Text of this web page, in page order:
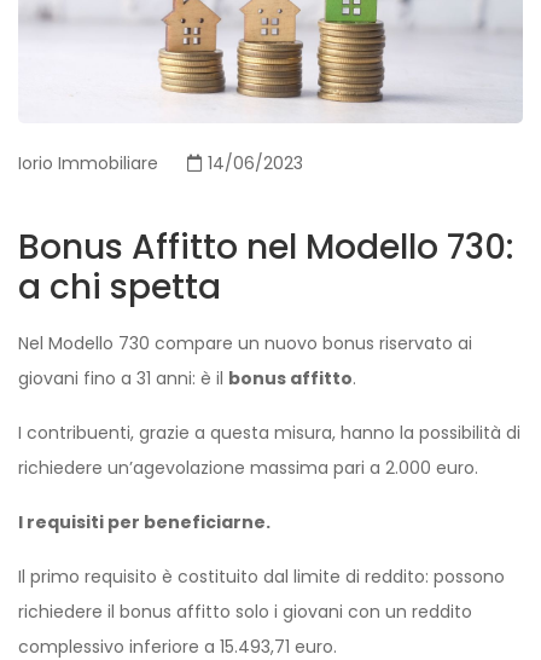
Iorio Immobiliare 14/06/2023
Bonus Affitto nel Modello 730:
a chi spetta
Nel Modello 730 compare un nuovo bonus riservato ai
giovani fino a 31 anni: è il bonus affitto.
I contribuenti, grazie a questa misura, hanno la possibilità di
richiedere un’agevolazione massima pari a 2.000 euro.
I requisiti per beneficiarne.
Il primo requisito è costituito dal limite di reddito: possono
richiedere il bonus affitto solo i giovani con un reddito
complessivo inferiore a 15.493,71 euro.